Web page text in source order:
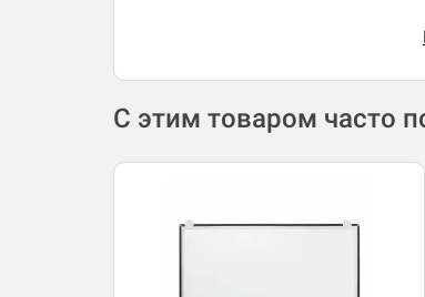
С этим товаром часто